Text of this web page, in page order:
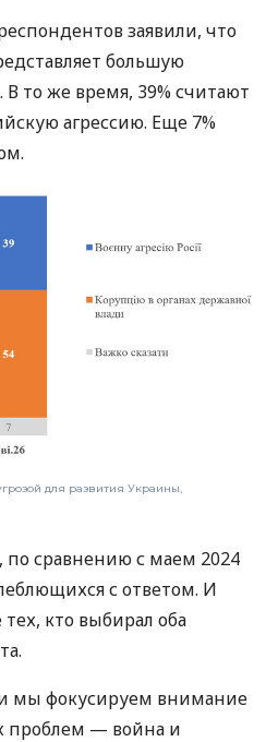
заявили, что
большую
В то же время, 39% считают
агрессию. Еще 7%
для развития Украины,
по сравнению с маем 2024
с ответом. И
кто выбирал оба
мы фокусируем внимание
проблем — война и